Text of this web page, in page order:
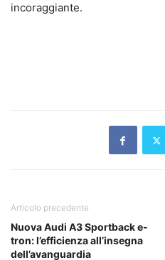
incoraggiante.
Articolo precedente
Nuova Audi A3 Sportback e-
tron: l’efficienza all’insegna
dell’avanguardia